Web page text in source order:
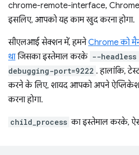
chrome-remote-interface, Chrome
इसलिए, आपको यह काम खुद करना होगा.
सीएलआई सेक्शन में, हमनेChrome को
थाजिसका इस्तेमाल करके --
debugging-port=9222 . हालांकि,
करने के लिए, शायद आपको अपने
करना होगा.
child_process का इस्तेमाल करके,